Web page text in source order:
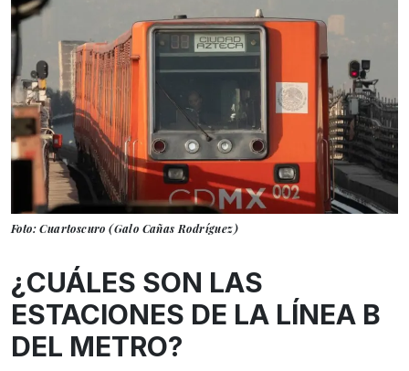
Foto: Cuartoscuro (Galo Cañas Rodríguez)
¿CUÁLES SON LAS
ESTACIONES DE LA LÍNEA B
DEL METRO?